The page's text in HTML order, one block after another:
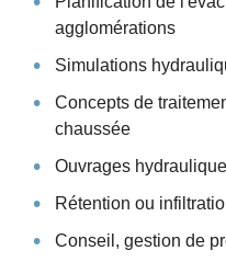
agglomérations
Simulations
Concepts de
chaussée
Ouvrages
Rétention ou
Conseil, gestion de